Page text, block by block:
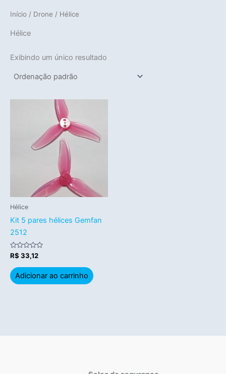
Início / Drone / Hélice
Hélice
Exibindo um único resultado
Hélice
Kit 5 pares hélices Gemfan
2512
Avaliação
de
5
R$ 33,12
Adicionar ao carrinho